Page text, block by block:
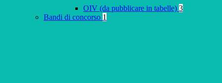
OIV (da pubblicare in tabelle) 3
Bandi di concorso 1